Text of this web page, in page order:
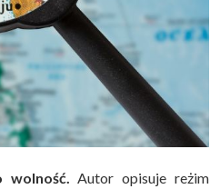
wolność.Autor opisuje reżim